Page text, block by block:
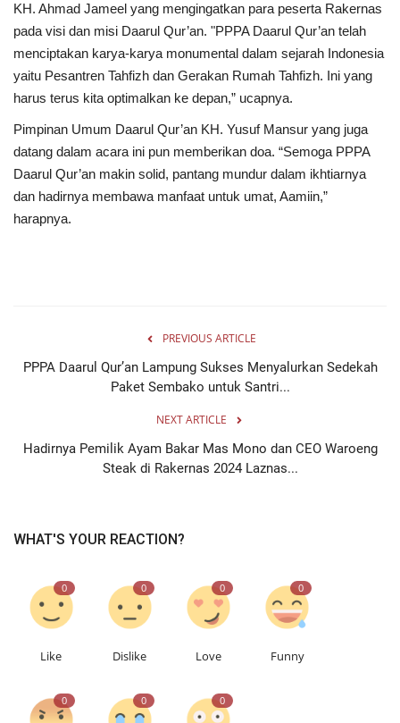
KH. Ahmad Jameel yang mengingatkan para peserta Rakernas
pada visi dan misi Daarul Qur’an. "PPPA Daarul Qur’an telah
menciptakan karya-karya monumental dalam sejarah Indonesia
yaitu Pesantren Tahfizh dan Gerakan Rumah Tahfizh. Ini yang
harus terus kita optimalkan ke depan,” ucapnya.
Pimpinan Umum Daarul Qur’an KH. Yusuf Mansur yang juga
datang dalam acara ini pun memberikan doa. “Semoga PPPA
Daarul Qur’an makin solid, pantang mundur dalam ikhtiarnya
dan hadirnya membawa manfaat untuk umat, Aamiin,”
harapnya.
PREVIOUS ARTICLE
PPPA Daarul Qur’an Lampung Sukses Menyalurkan Sedekah
Paket Sembako untuk Santri...
NEXT ARTICLE
Hadirnya Pemilik Ayam Bakar Mas Mono dan CEO Waroeng
Steak di Rakernas 2024 Laznas...
WHAT'S YOUR REACTION?
0
Like
0
Dislike
0
Love
0
Funny
0 0 0